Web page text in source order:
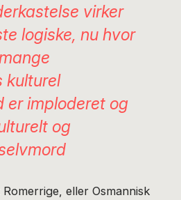
virker
logiske, nu hvor
kulturel
er imploderet og
og
eller Osmannisk